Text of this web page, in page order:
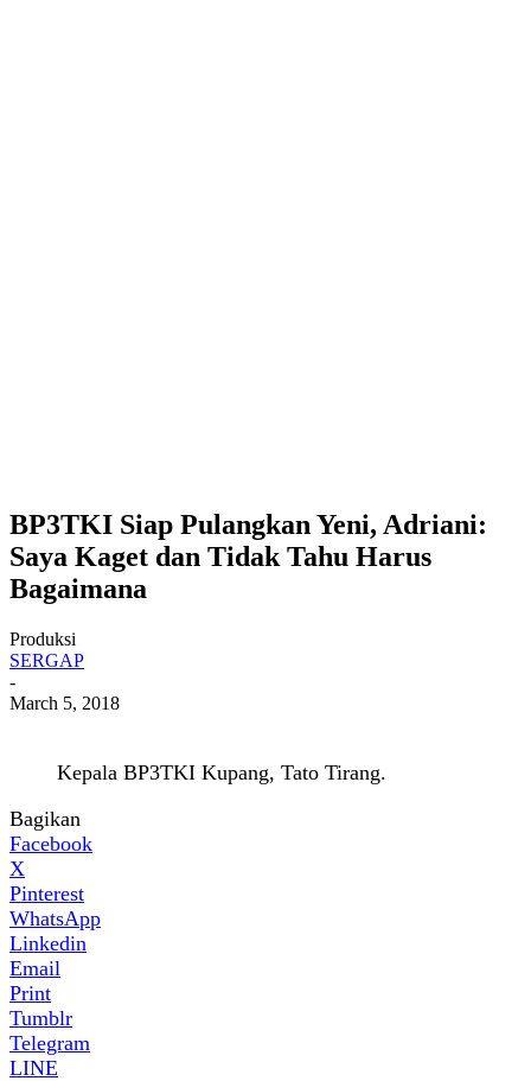
BP3TKI Siap Pulangkan Yeni, Adriani:
Saya Kaget dan Tidak Tahu Harus
Bagaimana
Produksi
SERGAP
-
March 5, 2018
Kepala BP3TKI Kupang, Tato Tirang.
Bagikan
Facebook
X
Pinterest
WhatsApp
Linkedin
Email
Print
Tumblr
Telegram
LINE